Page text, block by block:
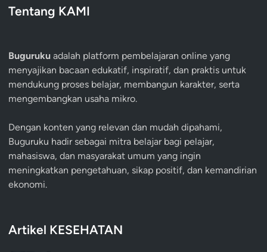
Tentang KAMI
Buguruku adalah platform pembelajaran online yang
menyajikan bacaan edukatif, inspiratif, dan praktis untuk
mendukung proses belajar, membangun karakter, serta
mengembangkan usaha mikro.
Dengan konten yang relevan dan mudah dipahami,
Buguruku hadir sebagai mitra belajar bagi pelajar,
mahasiswa, dan masyarakat umum yang ingin
meningkatkan pengetahuan, sikap positif, dan kemandirian
ekonomi.
Artikel KESEHATAN